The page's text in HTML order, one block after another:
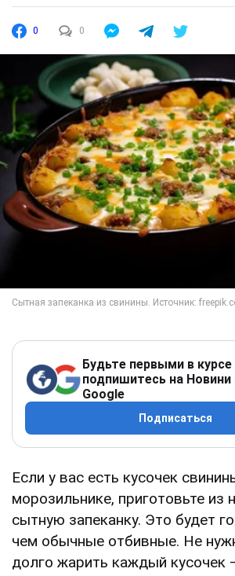
0 0
Будьте первыми в курсе
подпишитесь на Новини
Google
Подписаться
Если у вас есть кусочек
морозильнике, приготовьте из
сытную запеканку. Это будет
чем обычные отбивные. Не
долго жарить каждый кусочек